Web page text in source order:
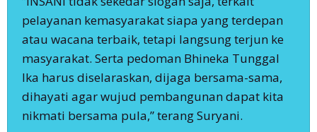
pelayanan kemasyarakat siapa yang terdepan
atau wacana terbaik, tetapi langsung terjun ke
masyarakat. Serta pedoman Bhineka Tunggal
Ika harus diselaraskan, dijaga bersama-sama,
dihayati agar wujud pembangunan dapat kita
nikmati bersama pula,” terang Suryani.